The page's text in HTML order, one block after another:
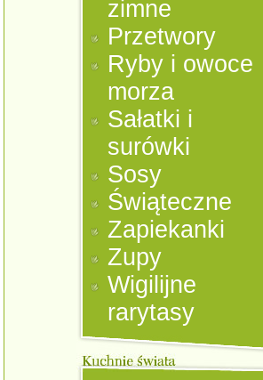
zimne
Przetwory
Ryby i owoce
morza
Sałatki i
surówki
Sosy
Świąteczne
Zapiekanki
Zupy
Wigilijne
rarytasy